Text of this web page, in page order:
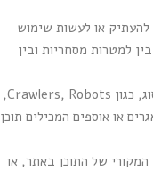
או לעשות שימוש
למטרות מסחריות ובין
שימוש באמצעים אוטומטיים לאיסוף מידע: אסור להפעיל או לאפשר להפעיל תוכנות, מערכות או יישומים ממוחשבים מכל סוג, כגון Crawlers, Robots,
או אוספים המכילים תוכן
של התוכן באתר, או